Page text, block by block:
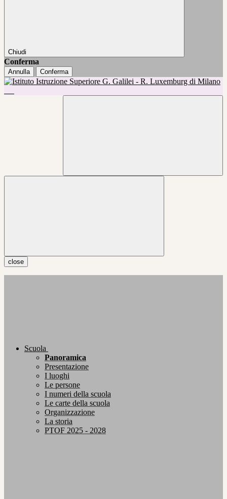
Chiudi
Conferma
Annulla Conferma
close
Scuola
Panoramica
Presentazione
I luoghi
Le persone
I numeri della scuola
Le carte della scuola
Organizzazione
La storia
PTOF 2025 - 2028